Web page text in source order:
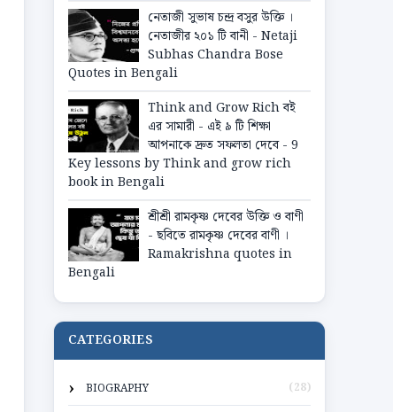
নেতাজী সুভাষ চন্দ্র বসুর উক্তি ।
নেতাজীর ২০১ টি বানী - Netaji
Subhas Chandra Bose
Quotes in Bengali
Think and Grow Rich বই
এর সামারী - এই ৯ টি শিক্ষা
আপনাকে দ্রুত সফলতা দেবে - 9
Key lessons by Think and grow rich
book in Bengali
শ্রীশ্রী রামকৃষ্ণ দেবের উক্তি ও বাণী
- ছবিতে রামকৃষ্ণ দেবের বাণী ।
Ramakrishna quotes in
Bengali
CATEGORIES
BIOGRAPHY (28)